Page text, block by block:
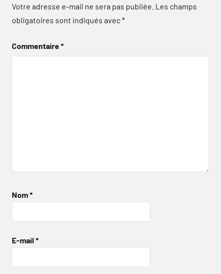
Votre adresse e-mail ne sera pas publiée. Les champs
obligatoires sont indiqués avec*
Commentaire*
Nom*
E-mail *